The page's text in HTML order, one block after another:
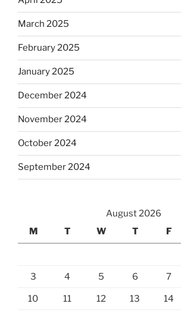
March 2025
February 2025
January 2025
December 2024
November 2024
October 2024
September 2024
August 2026
M
T W T F
3 4 5 6 7
10 11 12 13 14